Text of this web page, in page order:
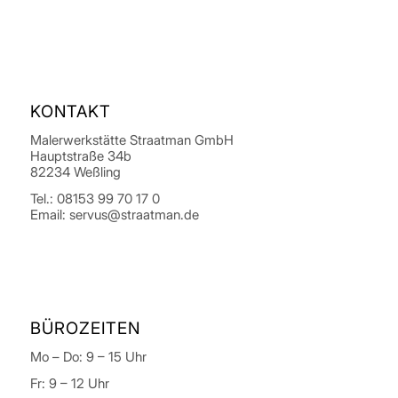
KONTAKT
Malerwerkstätte Straatman GmbH
Hauptstraße 34b
82234 Weßling
Tel.: 08153 99 70 17 0
Email: servus@straatman.de
BÜROZEITEN
Mo – Do: 9– 15 Uhr
Fr: 9– 12 Uhr